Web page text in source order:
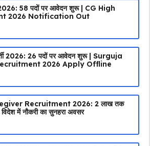
2026: 58 पदों पर आवेदन शुरू | CG High
2026 Notification Out
2026: 26 पदों पर आवेदन शुरू | Surguja
2026 Apply Offline
Recruitment 2026: ₹2 लाख तक
में नौकरी का सुनहरा अवसर